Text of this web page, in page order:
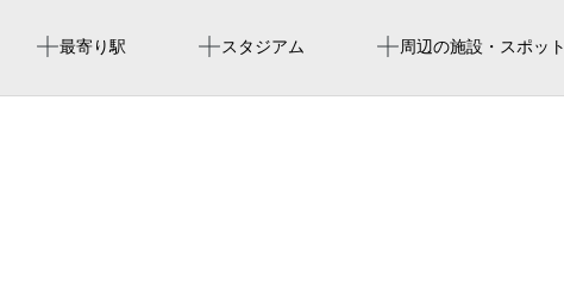
最寄り駅 スタジアム 周辺の施設・スポット
なんば駅
Kyocera Dome Osaka
難波駅前 四丁目ビル
周辺に神社・お寺が見つかりませんでした。
PINGU（TM） SHOP OSAKA(ピングー ショップ オオ